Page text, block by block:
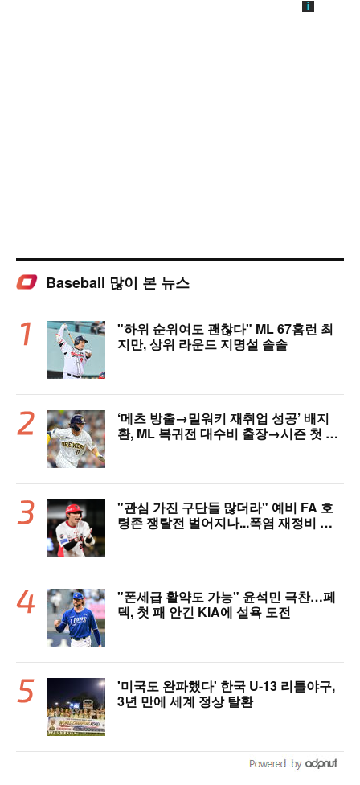
Baseball 많이 본 뉴스
"하위 순위여도 괜찮다" ML 67홈런 최
지만, 상위 라운드 지명설 솔솔
‘메츠 방출→밀워키 재취업 성공’ 배지
환, ML 복귀전 대수비 출장→시즌 첫 안
"관심 가진 구단들 많더라" 예비 FA 호
령존 쟁탈전 벌어지나...폭염 재정비 타
"폰세급 활약도 가능" 윤석민 극찬…페
덱, 첫 패 안긴 KIA에 설욕 도전
'미국도 완파했다' 한국 U-13 리틀야구,
3년 만에 세계 정상 탈환